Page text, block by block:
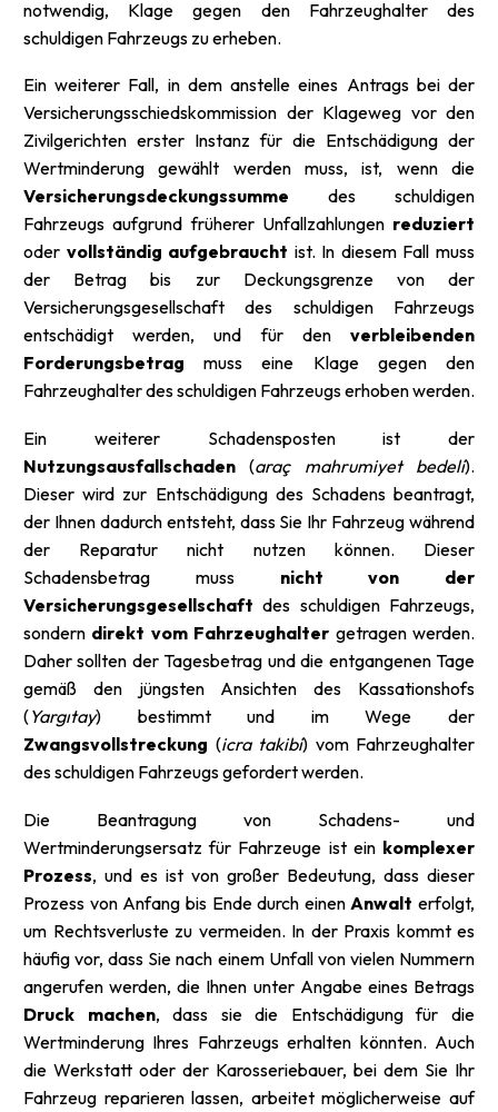
notwendig, Klage gegen den Fahrzeughalter des
schuldigen Fahrzeugs zu erheben.
Ein weiterer Fall, in dem anstelle eines Antrags bei der
Versicherungsschiedskommission der Klageweg vor den
Zivilgerichten erster Instanz für die Entschädigung der
Wertminderung gewählt werden muss, ist, wenn die
Versicherungsdeckungssumme des schuldigen
Fahrzeugs aufgrund früherer Unfallzahlungen reduziert
oder vollständig aufgebraucht ist. In diesem Fall muss
der Betrag bis zur Deckungsgrenze von der
Versicherungsgesellschaft des schuldigen Fahrzeugs
entschädigt werden, und für den verbleibenden
Forderungsbetrag muss eine Klage gegen den
Fahrzeughalter des schuldigen Fahrzeugs erhoben werden.
Ein weiterer Schadensposten ist der
Nutzungsausfallschaden (araç mahrumiyet bedeli).
Dieser wird zur Entschädigung des Schadens beantragt,
der Ihnen dadurch entsteht, dass Sie Ihr Fahrzeug während
der Reparatur nicht nutzen können. Dieser
Schadensbetrag muss nicht von der
Versicherungsgesellschaft des schuldigen Fahrzeugs,
sondern direkt vom Fahrzeughalter getragen werden.
Daher sollten der Tagesbetrag und die entgangenen Tage
gemäß den jüngsten Ansichten des Kassationshofs
(Yargıtay) bestimmt und im Wege der
Zwangsvollstreckung (icra takibi) vom Fahrzeughalter
des schuldigen Fahrzeugs gefordert werden.
Die Beantragung von Schadens- und
Wertminderungsersatz für Fahrzeuge ist ein komplexer
Prozess, und es ist von großer Bedeutung, dass dieser
Prozess von Anfang bis Ende durch einen Anwalt erfolgt,
um Rechtsverluste zu vermeiden. In der Praxis kommt es
häufig vor, dass Sie nach einem Unfall von vielen Nummern
angerufen werden, die Ihnen unter Angabe eines Betrags
Druck machen, dass sie die Entschädigung für die
Wertminderung Ihres Fahrzeugs erhalten könnten. Auch
die Werkstatt oder der Karosseriebauer, bei dem Sie Ihr
Fahrzeug reparieren lassen, arbeitet möglicherweise auf